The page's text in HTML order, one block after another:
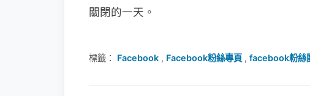
關閉的一天。
標籤： Facebook , Facebook粉絲專頁 , facebook粉絲